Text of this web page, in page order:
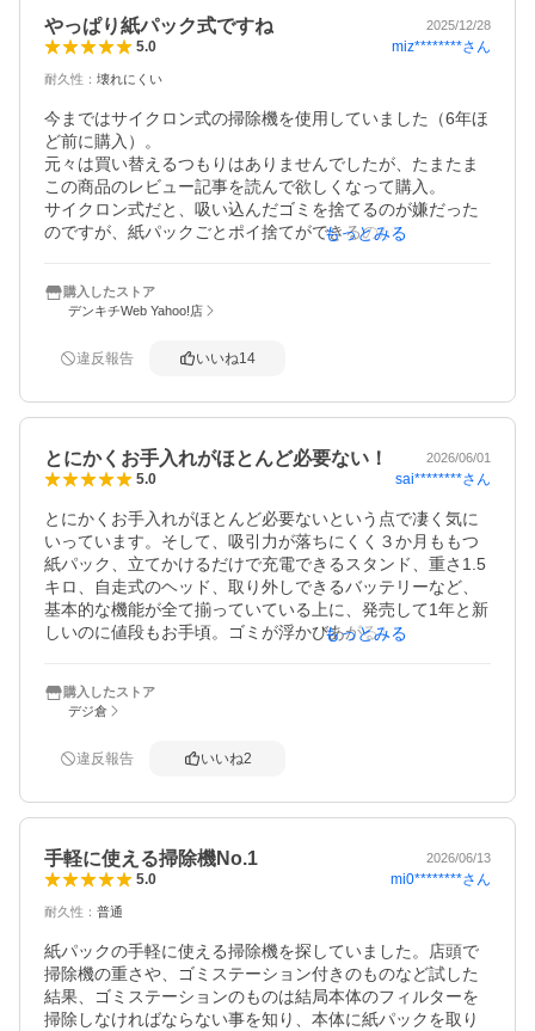
•日立で便利だったヘッドのLEDライトはない→我慢できま
す
あとは、
•まだ紙パック交換してないので、どれくらいが交換頻度な
のか
•充電池が前は4年目くらいでダメになったので、どれくら
いもつか
これが不明なのでマイナス1ですが、値段と機能には満足し
やっぱり紙パック式ですね 2025/12/28
5.0 miz********さん
耐久性 ： 壊れにくい
今まではサイクロン式の掃除機を使用していました（6年ほ
ど前に購入）。
元々は買い替えるつもりはありませんでしたが、たまたま
この商品のレビュー記事を読んで欲しくなって購入。
サイクロン式だと、吸い込んだゴミを捨てるのが嫌だった
のですが、紙パックごとポイ捨てができるのが良いですね
というのも良いです。
今までのサイクロン掃除機より吸引力は良い気がします
ヘッド部分にライトが付いていないのが…、と書いてあっ
す。
す。
ただ、予備の紙パックが新型のためか、まだ家電量販店や
購入するしかありませんでした。
もっとみる
購入したストア
デンキチWeb Yahoo!店
違反報告 いいね14
とにかくお手入れがほとんど必要ない！ 2026/06/01
5.0 sai********さん
とにかくお手入れがほとんど必要ないという点で凄く気に
いっています。そして、吸引力が落ちにくく３か月ももつ
紙パック、立てかけるだけで充電できるスタンド、重さ1.5
キロ、自走式のヘッド、取り外しできるバッテリーなど、
基本的な機能が全て揃っていている上に、発売して1年と新
しいのに値段もお手頃。ゴミが浮かびあがるＬＥＤがつい
してパワーを切り替えるのではなく、単純にカーペットと
フローリングを感知するだけです。そして、標準モードが
ワーを上げた設定にして欲しい気がします。最後に商品の
した。ありがとうございました。
もっとみる
購入したストア
デジ倉
違反報告 いいね2
手軽に使える掃除機No.1 2026/06/13
5.0 mi0********さん
耐久性 ： 普通
紙パックの手軽に使える掃除機を探していました。店頭で
掃除機の重さや、ゴミステーション付きのものなど試した
結果、ゴミステーションのものは結局本体のフィルターを
掃除しなければならない事を知り、本体に紙パックを取り